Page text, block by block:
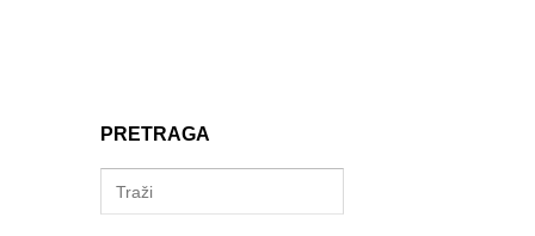
PRETRAGA